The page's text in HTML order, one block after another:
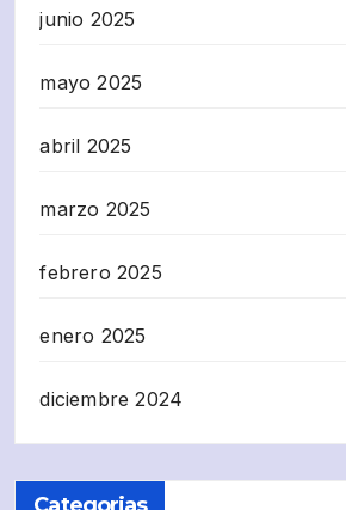
junio 2025
mayo 2025
abril 2025
marzo 2025
febrero 2025
enero 2025
diciembre 2024
Categorias